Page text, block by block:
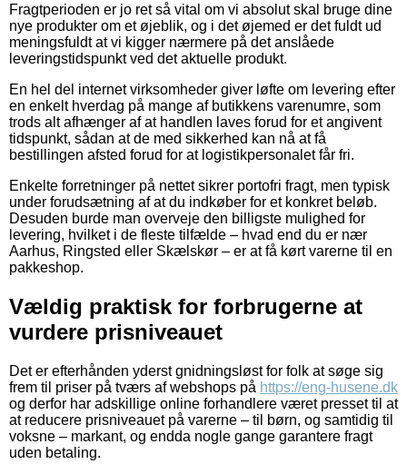
Fragtperioden er jo ret så vital om vi absolut skal bruge dine
nye produkter om et øjeblik, og i det øjemed er det fuldt ud
meningsfuldt at vi kigger nærmere på det anslåede
leveringstidspunkt ved det aktuelle produkt.
En hel del internet virksomheder giver løfte om levering efter
en enkelt hverdag på mange af butikkens varenumre, som
trods alt afhænger af at handlen laves forud for et angivent
tidspunkt, sådan at de med sikkerhed kan nå at få
bestillingen afsted forud for at logistikpersonalet får fri.
Enkelte forretninger på nettet sikrer portofri fragt, men typisk
under forudsætning af at du indkøber for et konkret beløb.
Desuden burde man overveje den billigste mulighed for
levering, hvilket i de fleste tilfælde – hvad end du er nær
Aarhus, Ringsted eller Skælskør – er at få kørt varerne til en
pakkeshop.
Vældig praktisk for forbrugerne at
vurdere prisniveauet
Det er efterhånden yderst gnidningsløst for folk at søge sig
frem til priser på tværs af webshops på https://eng-husene.dk
og derfor har adskillige online forhandlere været presset til at
at reducere prisniveauet på varerne – til børn, og samtidig til
voksne – markant, og endda nogle gange garantere fragt
uden betaling.